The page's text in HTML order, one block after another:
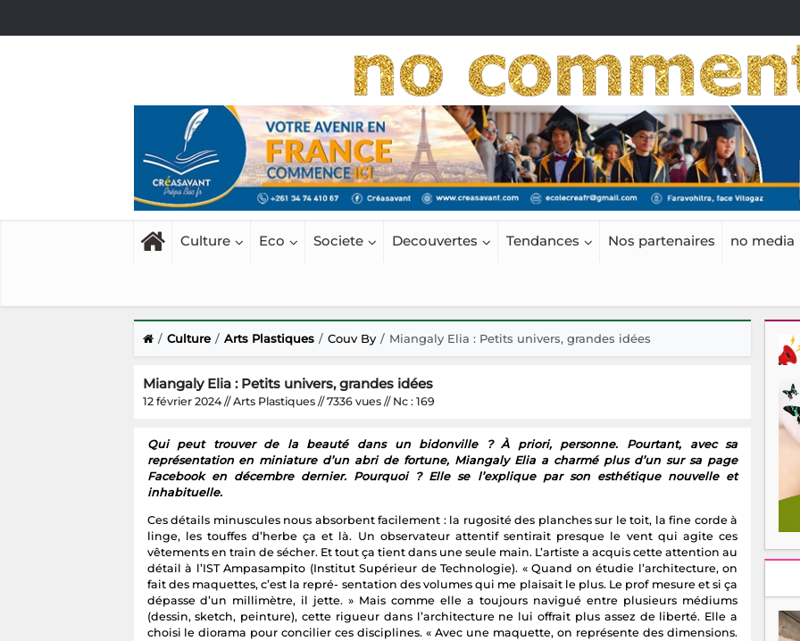
Culture Eco Societe Decouvertes Tendances Nos partenaires no media
Culture Arts Plastiques Couv By Miangaly Elia : Petits univers, grandes idées
Miangaly Elia : Petits univers, grandes idées
12 février 2024 // Arts Plastiques // 7336 vues // Nc : 169
Qui peut trouver de la beauté dans un bidonville ? À priori, personne. Pourtant, avec sa
représentation en miniature d’un abri de fortune, Miangaly Elia a charmé plus d’un sur sa page
Facebook en décembre dernier. Pourquoi ? Elle se l’explique par son esthétique nouvelle et
inhabituelle.
Ces détails minuscules nous absorbent facilement : la rugosité des planches sur le toit, la fine corde à
linge, les touffes d’herbe ça et là. Un observateur attentif sentirait presque le vent qui agite ces
vêtements en train de sécher. Et tout ça tient dans une seule main. L’artiste a acquis cette attention au
détail à l’IST Ampasampito (Institut Supérieur de Technologie). « Quand on étudie l’architecture, on
fait des maquettes, c’est la repré- sentation des volumes qui me plaisait le plus. Le prof mesure et si ça
dépasse d’un millimètre, il jette. » Mais comme elle a toujours navigué entre plusieurs médiums
(dessin, sketch, peinture), cette rigueur dans l’architecture ne lui offrait plus assez de liberté. Elle a
choisi le diorama pour concilier ces disciplines. « Avec une maquette, on représente des dimensions.